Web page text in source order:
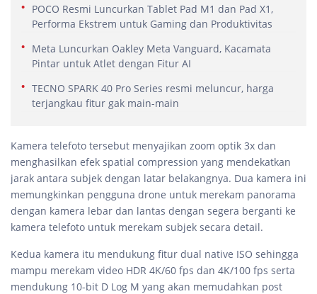
POCO Resmi Luncurkan Tablet Pad M1 dan Pad X1,
Performa Ekstrem untuk Gaming dan Produktivitas
Meta Luncurkan Oakley Meta Vanguard, Kacamata
Pintar untuk Atlet dengan Fitur AI
TECNO SPARK 40 Pro Series resmi meluncur, harga
terjangkau fitur gak main-main
Kamera telefoto tersebut menyajikan zoom optik 3x dan
menghasilkan efek spatial compression yang mendekatkan
jarak antara subjek dengan latar belakangnya. Dua kamera ini
memungkinkan pengguna drone untuk merekam panorama
dengan kamera lebar dan lantas dengan segera berganti ke
kamera telefoto untuk merekam subjek secara detail.
Kedua kamera itu mendukung fitur dual native ISO sehingga
mampu merekam video HDR 4K/60 fps dan 4K/100 fps serta
mendukung 10-bit D Log M yang akan memudahkan post